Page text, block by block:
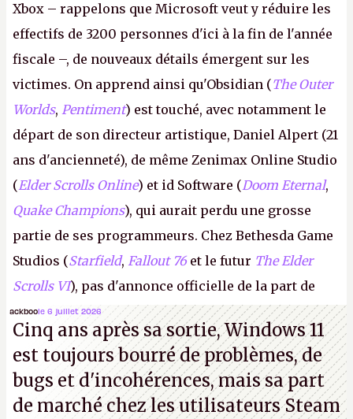
Xbox – rappelons que Microsoft veut y réduire les
effectifs de 3200 personnes d'ici à la fin de l'année
fiscale –, de nouveaux détails émergent sur les
victimes. On apprend ainsi qu'Obsidian (The Outer
Worlds, Pentiment) est touché, avec notamment le
départ de son directeur artistique, Daniel Alpert (21
ans d'ancienneté), de même Zenimax Online Studio
(Elder Scrolls Online) et id Software (Doom Eternal,
Quake Champions), qui aurait perdu une grosse
partie de ses programmeurs. Chez Bethesda Game
Studios (Starfield, Fallout 76 et le futur The Elder
Scrolls VI), pas d'annonce officielle de la part de
Microsoft, mais le syndicat des employés confirme
de nombreux licenciements.A.
ackboole 6 juillet 2026
Cinq ans après sa sortie, Windows 11
est toujours bourré de problèmes, de
bugs et d'incohérences, mais sa part
de marché chez les utilisateurs Steam